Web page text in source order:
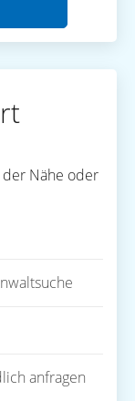
Nähe oder
anfragen